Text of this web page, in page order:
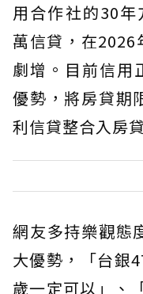
用合作社的30
萬信貸，在2026
劇增。目前信用
優勢，將房貸期
利信貸整合入房
網友多持樂觀態
大優勢，「台銀
歲一定可以」、